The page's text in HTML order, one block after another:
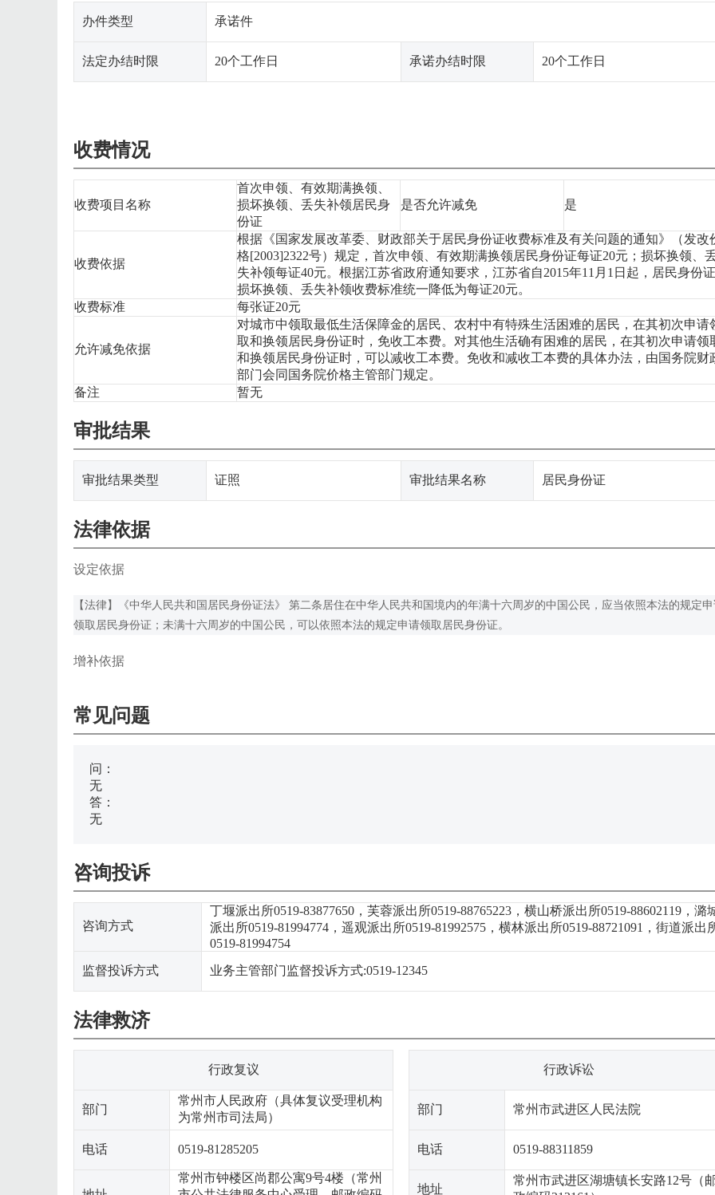
办件类型 承诺件
法定办结时限 20个工作日 承诺办结时限 20个工作日
收费情况
收费项目名称
首次申领、有效期满换领、
损坏换领、丢失补领居民身
份证
是否允许减免 是
收费依据
根据《国家发展改革委、财政部关于居民身份证收费标准及有关问题的通知》（发改
格[2003]2322号）规定，首次申领、有效期满换领居民身份证每证20元；损坏换领、
失补领每证40元。根据江苏省政府通知要求，江苏省自2015年11月1日起，居民身份证
损坏换领、丢失补领收费标准统一降低为每证20元。
收费标准
每张证20元
允许减免依据
对城市中领取最低生活保障金的居民、农村中有特殊生活困难的居民，在其初次申请
取和换领居民身份证时，免收工本费。对其他生活确有困难的居民，在其初次申请领
和换领居民身份证时，可以减收工本费。免收和减收工本费的具体办法，由国务院财
部门会同国务院价格主管部门规定。
备注
暂无
审批结果
审批结果类型 证照 审批结果名称 居民身份证
法律依据
设定依据
【法律】《中华人民共和国居民身份证法》 第二条居住在中华人民共和国境内的年满十六周岁的中国公民，应当依照本法的规定
领取居民身份证；未满十六周岁的中国公民，可以依照本法的规定申请领取居民身份证。
增补依据
常见问题
问：
无
答：
无
咨询投诉
咨询方式
丁堰派出所0519-83877650，芙蓉派出所0519-88765223，横山桥派出所0519-88602119，潞
派出所0519-81994774，遥观派出所0519-81992575，横林派出所0519-88721091，街道派出
0519-81994754
监督投诉方式
业务主管部门监督投诉方式:0519-12345
法律救济
行政复议
部门
常州市人民政府（具体复议受理机构
为常州市司法局）
电话 0519-81285205
常州市钟楼区尚郡公寓9号4楼（常州
行政诉讼
部门 常州市武进区人民法院
电话 0519-88311859
地址
常州市武进区湖塘镇长安路12号（